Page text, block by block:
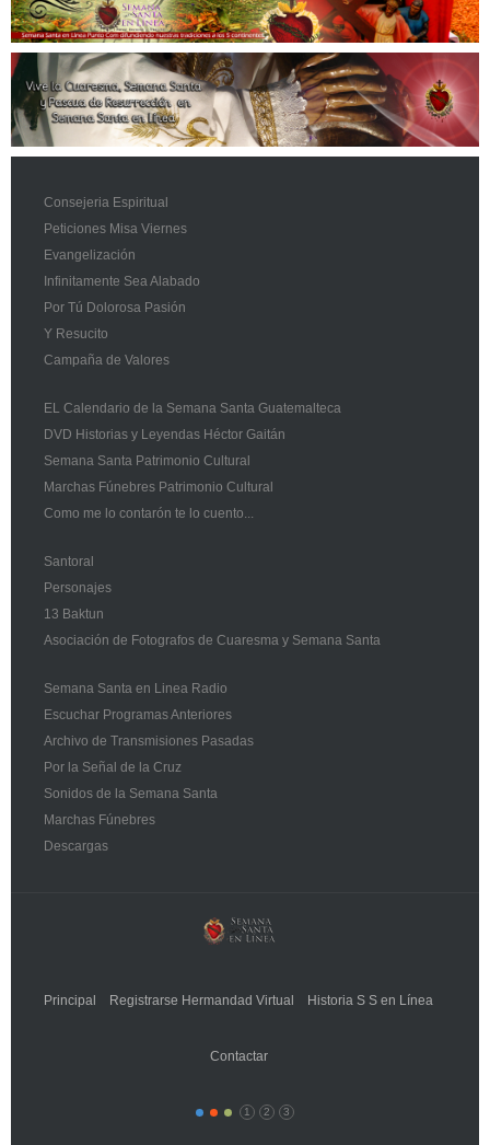
Consejeria Espiritual
Peticiones Misa Viernes
Evangelización
Infinitamente Sea Alabado
Por Tú Dolorosa Pasión
Y Resucito
Campaña de Valores
EL Calendario de la Semana Santa Guatemalteca
DVD Historias y Leyendas Héctor Gaitán
Semana Santa Patrimonio Cultural
Marchas Fúnebres Patrimonio Cultural
Como me lo contarón te lo cuento...
Santoral
Personajes
13 Baktun
Asociación de Fotografos de Cuaresma y Semana Santa
Semana Santa en Linea Radio
Escuchar Programas Anteriores
Archivo de Transmisiones Pasadas
Por la Señal de la Cruz
Sonidos de la Semana Santa
Marchas Fúnebres
Descargas
Principal Registrarse Hermandad Virtual Historia S S en Línea
Contactar
1 2 3